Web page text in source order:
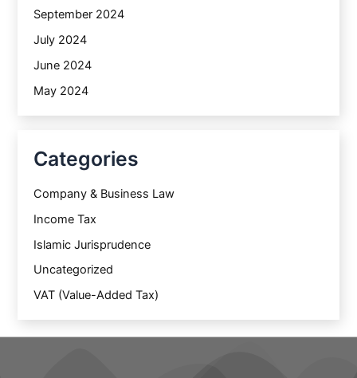
September 2024
July 2024
June 2024
May 2024
Categories
Company & Business Law
Income Tax
Islamic Jurisprudence
Uncategorized
VAT (Value-Added Tax)